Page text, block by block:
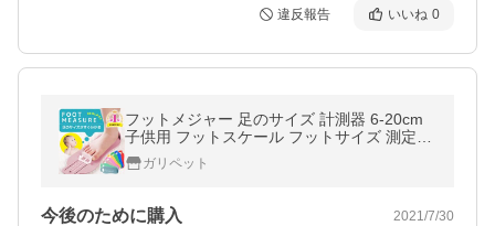
違反報告 いいね 0
フットメジャー 足のサイズ 計測器 6-20cm
子供用 フットスケール フットサイズ 測定器
簡単 センチ 測る 計測 定規 成長 靴のサイズ
ピンク ポイント消化
ガリペット
今後のために購入 2021/7/30